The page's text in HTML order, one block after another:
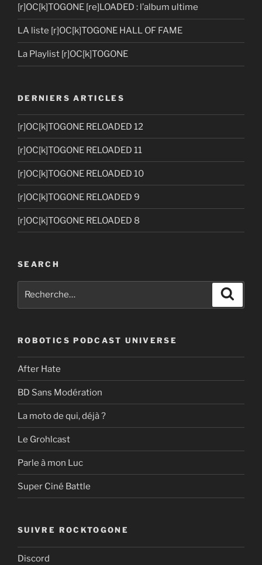
[r]OC[k]TOGONE [re]LOADED : l’album ultime
LA liste [r]OC[k]TOGONE HALL OF FAME
La Playlist [r]OC[k]TOGONE
DERNIERS ARTICLES
[r]OC[k]TOGONE RELOADED 12
[r]OC[k]TOGONE RELOADED 11
[r]OC[k]TOGONE RELOADED 10
[r]OC[k]TOGONE RELOADED 9
[r]OC[k]TOGONE RELOADED 8
SEARCH
ROBOTICS PODCAST UNIVERSE
After Hate
BD Sans Modération
La moto de qui, déjà ?
Le Grohlcast
Parle à mon Luc
Super Ciné Battle
SUIVRE ROCKTOGONE
Discord